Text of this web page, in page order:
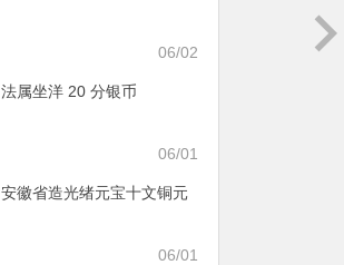
06/02
法属坐洋 20 分银币
06/01
安徽省造光绪元宝十文铜元
06/01